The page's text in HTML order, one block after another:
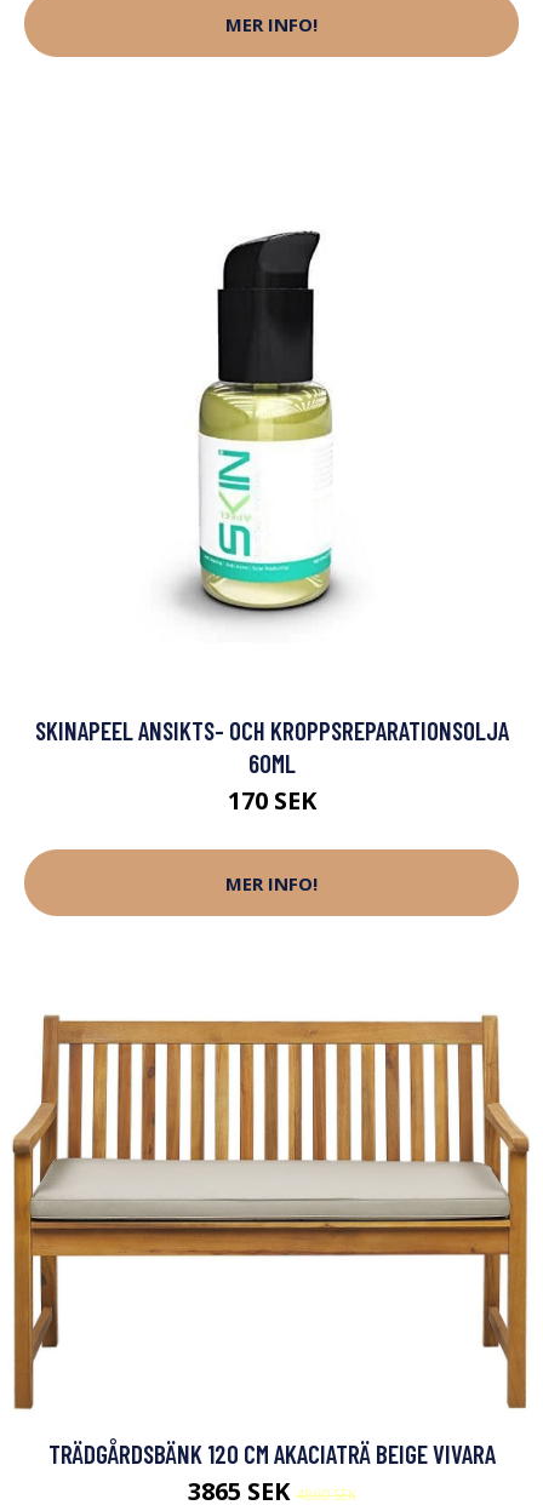
MER INFO!
SKINAPEEL ANSIKTS- OCH KROPPSREPARATIONSOLJA
60ML
170 SEK
MER INFO!
TRÄDGÅRDSBÄNK 120 CM AKACIATRÄ BEIGE VIVARA
3865 SEK4860 SEK